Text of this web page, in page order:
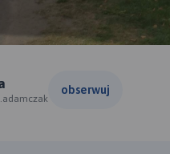
obserwuj